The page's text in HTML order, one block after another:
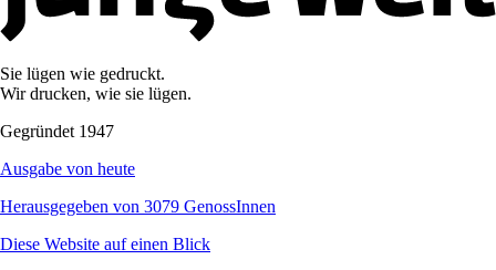
Sie lügen wie gedruckt.
Wir drucken, wie sie lügen.
Gegründet 1947
Ausgabe von heute
Herausgegeben von 3079 GenossInnen
Diese Website auf einen Blick